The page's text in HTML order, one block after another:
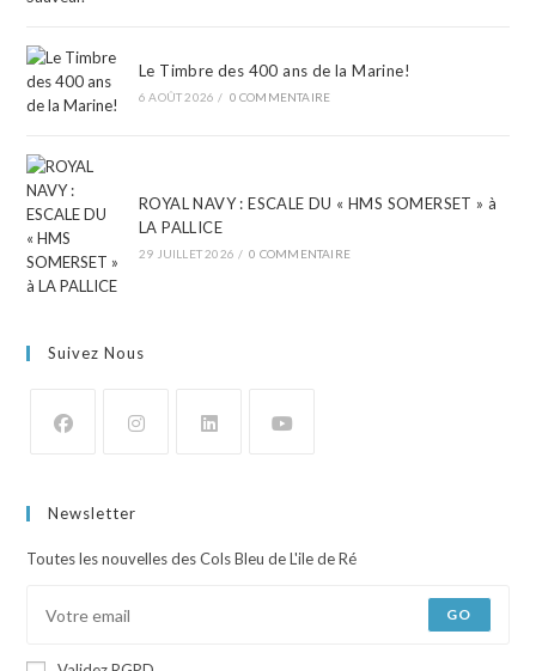
Le Timbre des 400 ans de la Marine!
6 AOÛT 2026 / 0 COMMENTAIRE
ROYAL NAVY : ESCALE DU « HMS SOMERSET » à
LA PALLICE
29 JUILLET 2026 / 0 COMMENTAIRE
Suivez Nous
Newsletter
Toutes les nouvelles des Cols Bleu de L'ile de Ré
GO